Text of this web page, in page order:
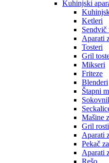
Kuhinjski
Ketleri
Sendvič
Aparati
Tosteri
Gril
Mikseri
Friteze
Blenderi
Štapni
Mašine
Gril
Aparati
Pekač
Aparati
Rešo